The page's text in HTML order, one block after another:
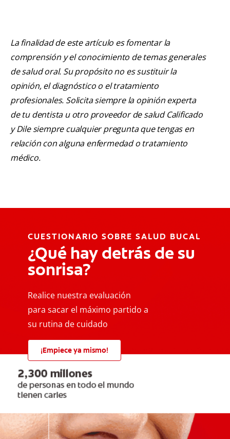
La finalidad de este artículo es fomentar la
comprensión y el conocimiento de temas generales
de salud oral. Su propósito no es sustituir la
opinión, el diagnóstico o el tratamiento
profesionales. Solicita siempre la opinión experta
de tu dentista u otro proveedor de salud Calificado
y Dile siempre cualquier pregunta que tengas en
relación con alguna enfermedad o tratamiento
médico.
CUESTIONARIO SOBRE SALUD BUCAL
¿Qué hay detrás de su
sonrisa?
Realice nuestra evaluación
para sacar el máximo partido a
su rutina de cuidado
¡Empiece ya mismo!